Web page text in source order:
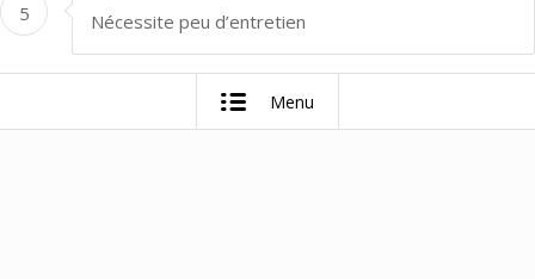
5 Nécessite peu d’entretien
Menu